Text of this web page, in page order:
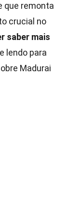
que remonta
crucial no
saber mais
lendo para
Madurai